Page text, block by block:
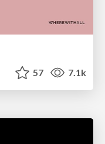
57 7.1k